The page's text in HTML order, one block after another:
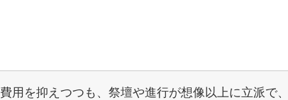
費用を抑えつつも、祭壇や進行が想像以上に立派で